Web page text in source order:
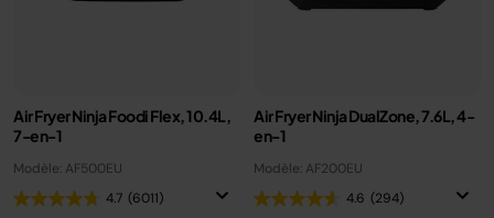
Air Fryer Ninja Foodi Flex, 10.4L,
7-en-1
Modèle: AF500EU
4.7 (6011)
Air Fryer Ninja DualZone, 7.6L, 4-
en-1
Modèle: AF200EU
4.6 (294)